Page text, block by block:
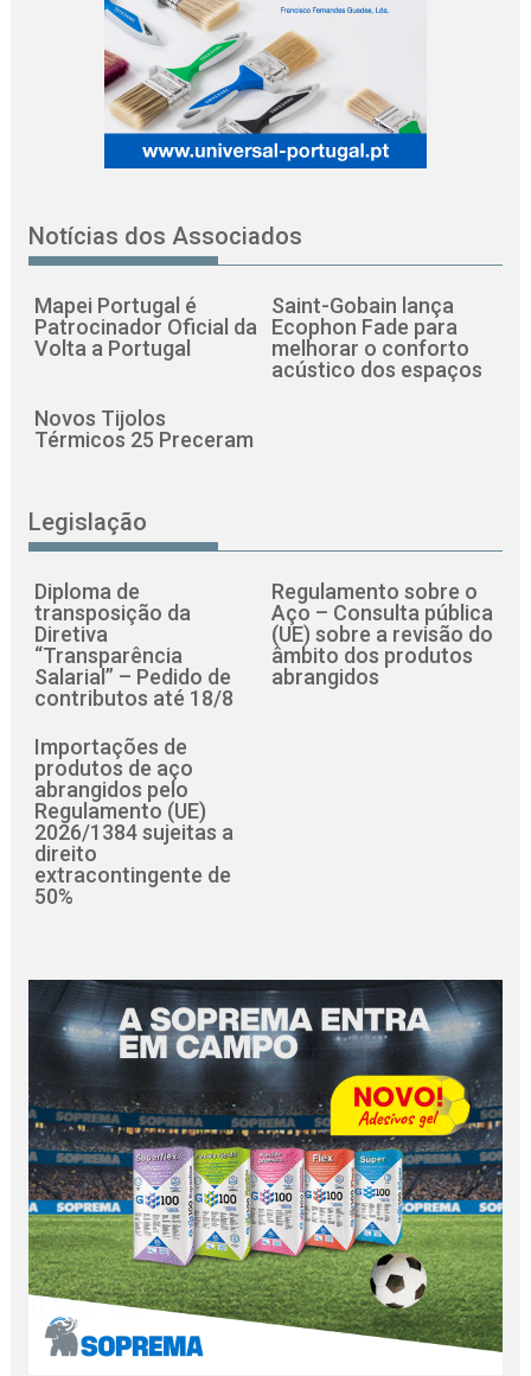
Notícias dos Associados
Mapei Portugal é
Patrocinador Oficial da
Volta a Portugal
Saint-Gobain lança
Ecophon Fade para
melhorar o conforto
acústico dos espaços
Novos Tijolos
Térmicos 25 Preceram
Legislação
Diploma de
transposição da
Diretiva
“Transparência
Salarial” – Pedido de
contributos até 18/8
Regulamento sobre o
Aço – Consulta pública
(UE) sobre a revisão do
âmbito dos produtos
abrangidos
Importações de
produtos de aço
abrangidos pelo
Regulamento (UE)
2026/1384 sujeitas a
direito
extracontingente de
50%